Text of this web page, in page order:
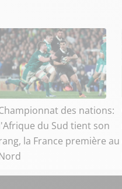
des nations:
du Sud tient son
la France première au